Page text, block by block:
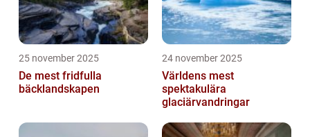
25 november 2025
De mest fridfulla
bäcklandskapen
24 november 2025
Världens mest
spektakulära
glaciärvandringar